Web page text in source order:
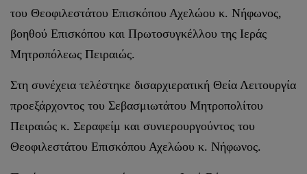
του Θεοφιλεστάτου Επισκόπου Αχελώου κ. Νήφωνος,
βοηθού Επισκόπου και Πρωτοσυγκέλλου της Ιεράς
Μητροπόλεως Πειραιώς.
Στη συνέχεια τελέστηκε δισαρχιερατική Θεία Λειτουργία
προεξάρχοντος του Σεβασμιωτάτου Μητροπολίτου
Πειραιώς κ. Σεραφείμ και συνιερουργούντος του
Θεοφιλεστάτου Επισκόπου Αχελώου κ. Νήφωνος.